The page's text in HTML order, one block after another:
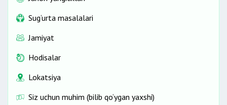
Sug‘urta masalalari
Jamiyat
Hodisalar
Lokatsiya
Siz uchun muhim (bilib qo‘ygan yaxshi)